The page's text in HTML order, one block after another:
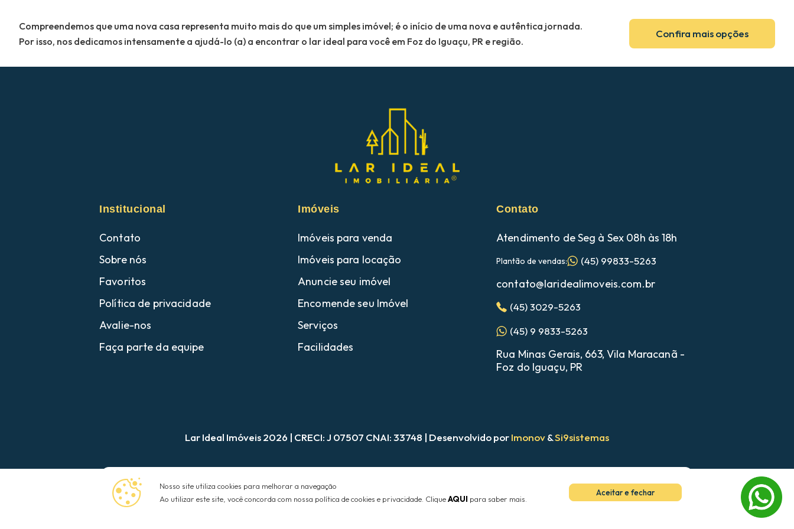
Nosso site utiliza cookies para melhorar a navegação
Ao utilizar este site, você concorda com nossa política de cookies e privacidade. CliqueAQUI para saber mais.
Aceitar e fechar
WhatsApp
Compreendemos que uma nova casa representa muito mais do que um simples imóvel; é o início de uma nova e autêntica jornada.
Por isso, nos dedicamos intensamente a ajudá-lo (a) a encontrar o lar ideal para você em Foz do Iguaçu, PR e região.
Confira mais opções
Institucional
Contato
Sobre nós
Favoritos
Política de privacidade
Avalie-nos
Faça parte da equipe
Imóveis
Imóveis para venda
Imóveis para locação
Anuncie seu imóvel
Encomende seu Imóvel
Serviços
Facilidades
Contato
Atendimento de Seg à Sex 08h às 18h
Plantão de vendas: (45) 99833-5263
contato@laridealimoveis.com.br
(45) 3029-5263
(45) 9 9833-5263
Rua Minas Gerais, 663, Vila Maracanã -
Foz do Iguaçu, PR
Lar Ideal Imóveis 2026 | CRECI: J 07507 CNAI: 33748 | Desenvolvido porImonov&Si9sistemas